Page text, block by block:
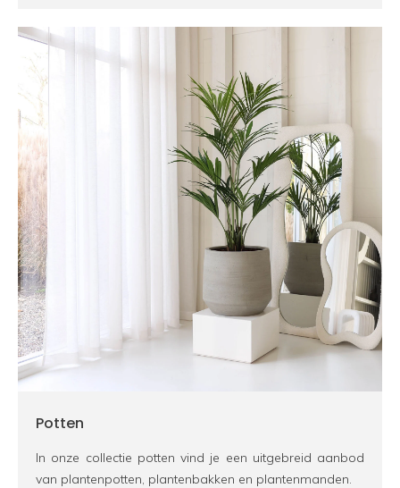
Potten
In onze collectie potten vind je een uitgebreid aanbod
van plantenpotten, plantenbakken en plantenmanden.